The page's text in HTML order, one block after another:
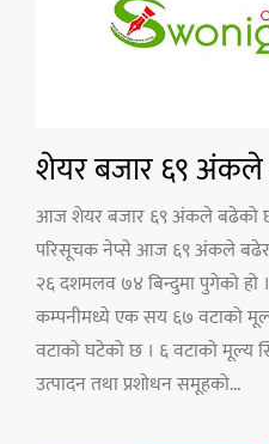
शेयर बजार ६९
आज शेयर बजार ६९ अंकले बढेको
परिसूचक नेप्से आज ६९ अंकले
२६ दशमलव ७४ बिन्दुमा पुगेको
कम्पनीमध्ये एक सय ६७ वटाको
वटाको घटेको छ । ६ वटाको मूल्य
उत्पादन तथा प्रशोधन समूहको...